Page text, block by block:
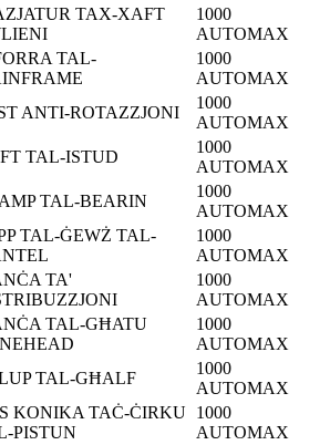
TAX-XAFT
1000
AUTOMAX
TAL-
1000
AUTOMAX
ANTI-ROTAZZJONI
1000
AUTOMAX
TAL-ISTUD
1000
AUTOMAX
TAL-BEARIN
1000
AUTOMAX
TAL-ĠEWŻ TAL-
1000
AUTOMAX
TA'
1000
AUTOMAX
TAL-GĦATU
1000
AUTOMAX
TAL-GĦALF
1000
AUTOMAX
KONIKA TAĊ-ĊIRKU
PISTUN
1000
AUTOMAX